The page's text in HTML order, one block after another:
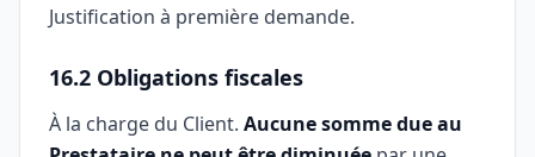
Justification à première demande.
16.2 Obligations fiscales
À la charge du Client. Aucune somme due au